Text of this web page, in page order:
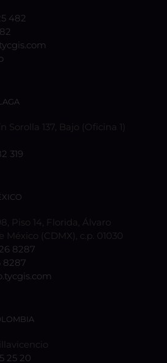
482
Sorolla 137, Bajo (Oficina 1)
319
Piso 14, Florida, Álvaro
(CDMX), c.p. 01030
8287
8287
25 20